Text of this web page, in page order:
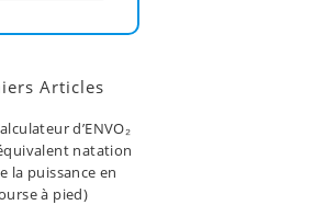
Articles
d’ENVO₂
natation
la puissance en
à pied)